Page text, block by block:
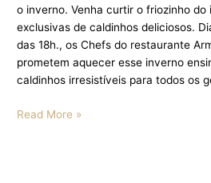
o inverno. Venha curtir o friozinho
exclusivas de caldinhos deliciosos.
das 18h., os Chefs do restaurante
prometem aquecer esse inverno
caldinhos irresistíveis para todos os
Read More »